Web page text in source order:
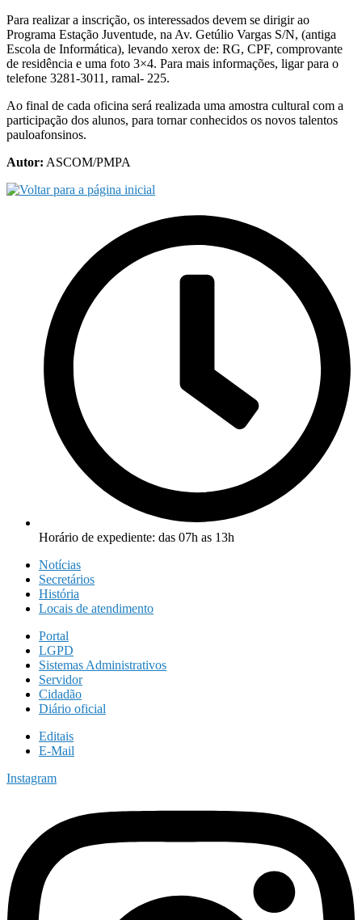
Para realizar a inscrição, os interessados devem se dirigir ao
Programa Estação Juventude, na Av. Getúlio Vargas S/N, (antiga
Escola de Informática), levando xerox de: RG, CPF, comprovante
de residência e uma foto 3×4. Para mais informações, ligar para o
telefone 3281-3011, ramal- 225.
Ao final de cada oficina será realizada uma amostra cultural com a
participação dos alunos, para tornar conhecidos os novos talentos
pauloafonsinos.
Autor: ASCOM/PMPA
Horário de expediente: das 07h as 13h
Notícias
Secretários
História
Locais de atendimento
Portal
LGPD
Sistemas Administrativos
Servidor
Cidadão
Diário oficial
Editais
E-Mail
Instagram